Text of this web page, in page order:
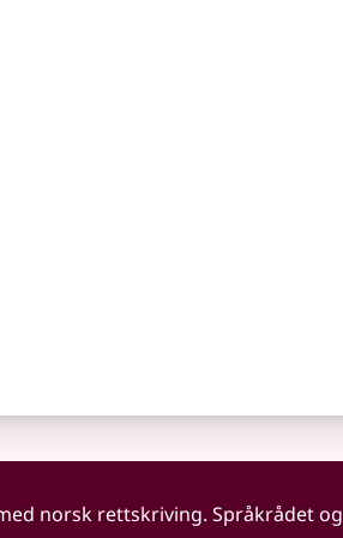
norsk rettskriving. Språkrådet og